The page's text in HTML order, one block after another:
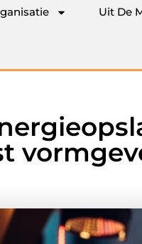
Uit De